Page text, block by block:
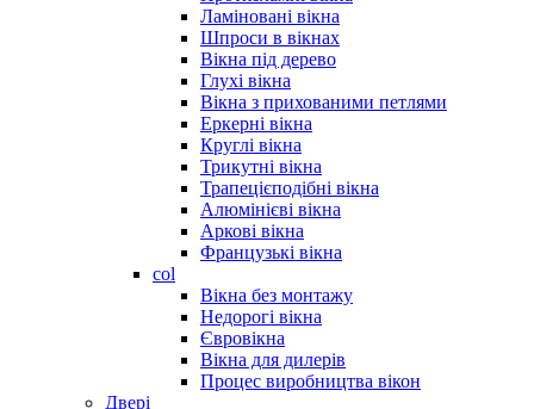
Ламіновані вікна
Шпроси в вікнах
Вікна під дерево
Глухі вікна
Вікна з прихованими петлями
Еркерні вікна
Круглі вікна
Трикутні вікна
Трапецієподібні вікна
Алюмінієві вікна
Аркові вікна
Французькі вікна
col
Вікна без монтажу
Недорогі вікна
Євровікна
Вікна для дилерів
Процес виробництва вікон
Двері